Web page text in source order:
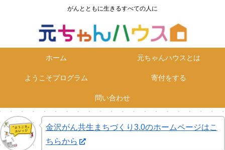
がんとともに生きるすべての人に
ホーム 元ちゃんハウスとは
ようこそプログラム 寄付をする
問い合わせ
金沢がん共生まちづくり3.0のホームページはこ
ちらから